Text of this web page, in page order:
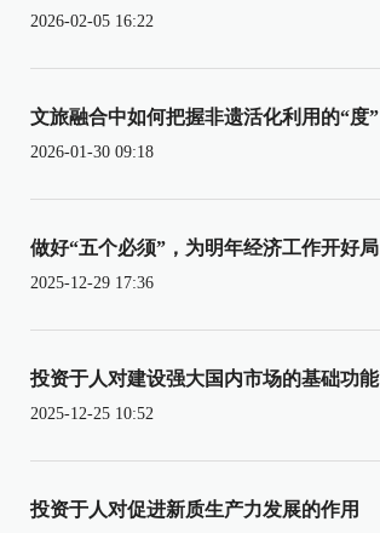
2026-02-05 16:22
文旅融合中如何把握非遗活化利用的“度”
2026-01-30 09:18
做好“五个必须”，为明年经济工作开好局
2025-12-29 17:36
投资于人对建设强大国内市场的基础功能
2025-12-25 10:52
投资于人对促进新质生产力发展的作用